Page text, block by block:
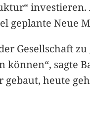
geplante Neue
Gesellschaft
sagte
heute